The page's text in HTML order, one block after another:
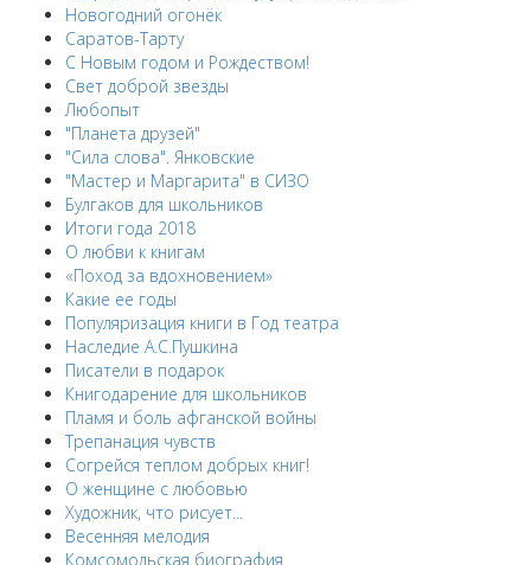
Новогодний огонёк
Саратов-Тарту
С Новым годом и Рождеством!
Свет доброй звезды
Любопыт
"Планета друзей"
"Сила слова". Янковские
"Мастер и Маргарита" в СИЗО
Булгаков для школьников
Итоги года 2018
О любви к книгам
«Поход за вдохновением»
Какие ее годы
Популяризация книги в Год театра
Наследие А.С.Пушкина
Писатели в подарок
Книгодарение для школьников
Пламя и боль афганской войны
Трепанация чувств
Согрейся теплом добрых книг!
О женщине с любовью
Художник, что рисует...
Весенняя мелодия
Комсомольская биография